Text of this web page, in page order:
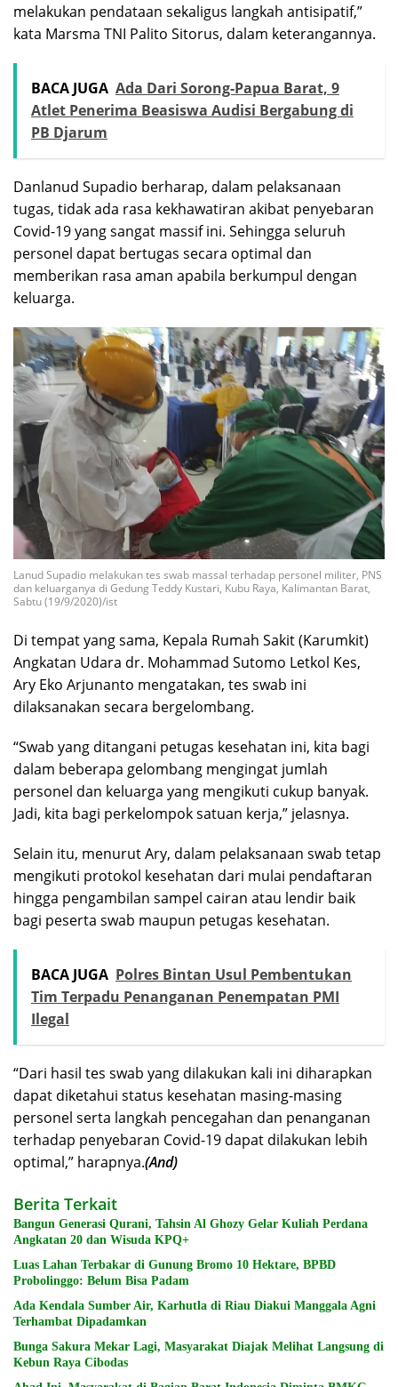
melakukan pendataan sekaligus langkah antisipatif,”
kata Marsma TNI Palito Sitorus, dalam keterangannya.
BACA JUGA Ada Dari Sorong-Papua Barat, 9
Atlet Penerima Beasiswa Audisi Bergabung di
PB Djarum
Danlanud Supadio berharap, dalam pelaksanaan
tugas, tidak ada rasa kekhawatiran akibat penyebaran
Covid-19 yang sangat massif ini. Sehingga seluruh
personel dapat bertugas secara optimal dan
memberikan rasa aman apabila berkumpul dengan
keluarga.
Lanud Supadio melakukan tes swab massal terhadap personel militer, PNS
dan keluarganya di Gedung Teddy Kustari, Kubu Raya, Kalimantan Barat,
Sabtu (19/9/2020)/ist
Di tempat yang sama, Kepala Rumah Sakit (Karumkit)
Angkatan Udara dr. Mohammad Sutomo Letkol Kes,
Ary Eko Arjunanto mengatakan, tes swab ini
dilaksanakan secara bergelombang.
“Swab yang ditangani petugas kesehatan ini, kita bagi
dalam beberapa gelombang mengingat jumlah
personel dan keluarga yang mengikuti cukup banyak.
Jadi, kita bagi perkelompok satuan kerja,” jelasnya.
Selain itu, menurut Ary, dalam pelaksanaan swab tetap
mengikuti protokol kesehatan dari mulai pendaftaran
hingga pengambilan sampel cairan atau lendir baik
bagi peserta swab maupun petugas kesehatan.
BACA JUGA Polres Bintan Usul Pembentukan
Tim Terpadu Penanganan Penempatan PMI
Ilegal
“Dari hasil tes swab yang dilakukan kali ini diharapkan
dapat diketahui status kesehatan masing-masing
personel serta langkah pencegahan dan penanganan
terhadap penyebaran Covid-19 dapat dilakukan lebih
optimal,” harapnya.(And)
Berita Terkait
Bangun Generasi Qurani, Tahsin Al Ghozy Gelar Kuliah Perdana
Angkatan 20 dan Wisuda KPQ+
Luas Lahan Terbakar di Gunung Bromo 10 Hektare, BPBD
Probolinggo: Belum Bisa Padam
Ada Kendala Sumber Air, Karhutla di Riau Diakui Manggala Agni
Terhambat Dipadamkan
Bunga Sakura Mekar Lagi, Masyarakat Diajak Melihat Langsung di
Kebun Raya Cibodas